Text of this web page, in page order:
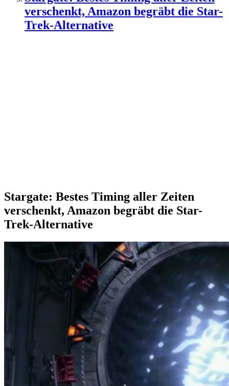
verschenkt, Amazon begräbt die Star-
Trek-Alternative
Stargate: Bestes Timing aller Zeiten
verschenkt, Amazon begräbt die Star-
Trek-Alternative